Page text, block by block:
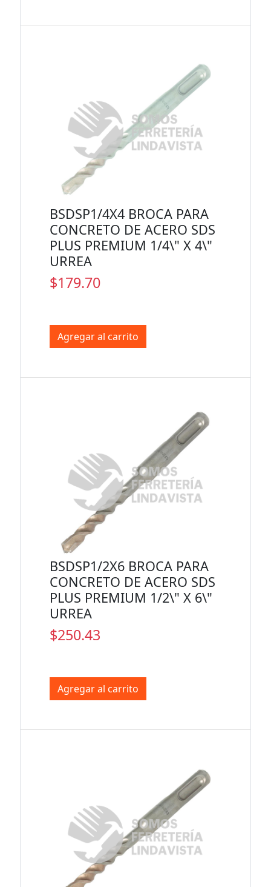
BSDSP1/4X4 BROCA PARA
CONCRETO DE ACERO SDS
PLUS PREMIUM 1/4\" X 4\"
URREA
$179.70
Agregar al carrito
BSDSP1/2X6 BROCA PARA
CONCRETO DE ACERO SDS
PLUS PREMIUM 1/2\" X 6\"
URREA
$250.43
Agregar al carrito